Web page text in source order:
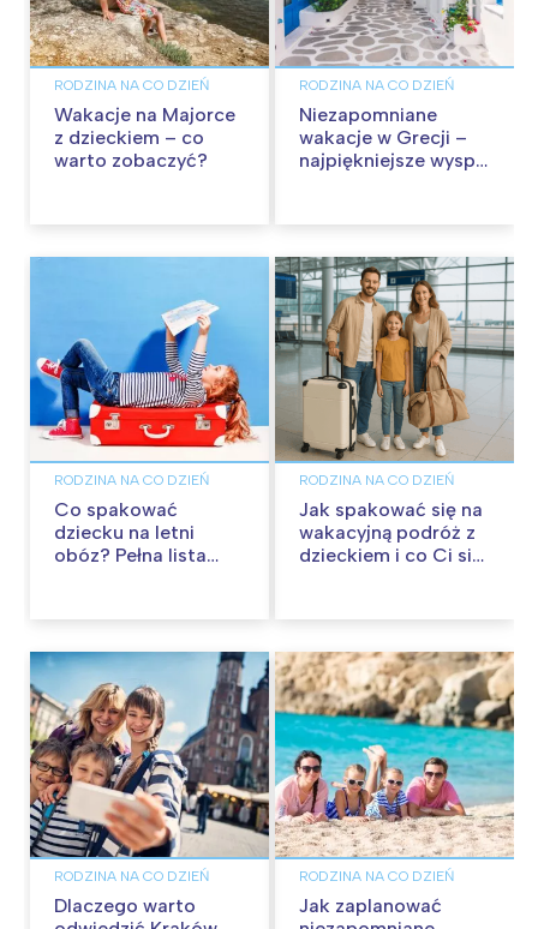
RODZINA NA CO DZIEŃ
Wakacje na Majorce
z dzieckiem – co
warto zobaczyć?
RODZINA NA CO DZIEŃ
Niezapomniane
wakacje w Grecji –
najpiękniejsze wyspy
RODZINA NA CO DZIEŃ
Co spakować
dziecku na letni
obóz? Pełna lista
RODZINA NA CO DZIEŃ
Jak spakować się na
wakacyjną podróż z
dzieckiem i co Ci się
RODZINA NA CO DZIEŃ
Dlaczego warto
RODZINA NA CO DZIEŃ
Jak zaplanować